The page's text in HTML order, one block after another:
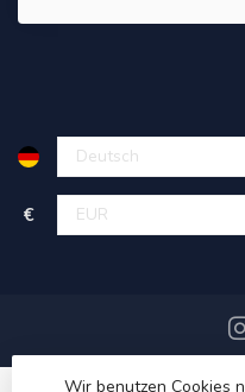
€
Wir benutzen Cookies